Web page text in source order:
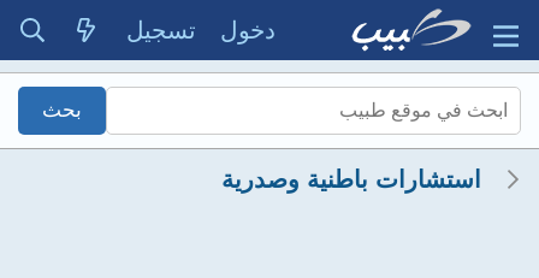
دخول تسجيل
استشارات باطنية وصدرية